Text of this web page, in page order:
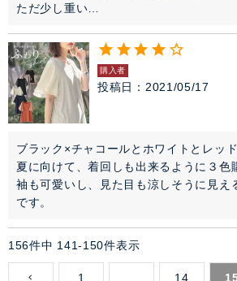
ただ少し重い…
購入者
投稿日 2021/05/17
ブラック×チャコールとホワイトとレッド
夏に向けて、着回しも出来るように３色
袖も可愛いし、見た目も涼しそうに見え
です。
156件中 141-150件表示
1 14